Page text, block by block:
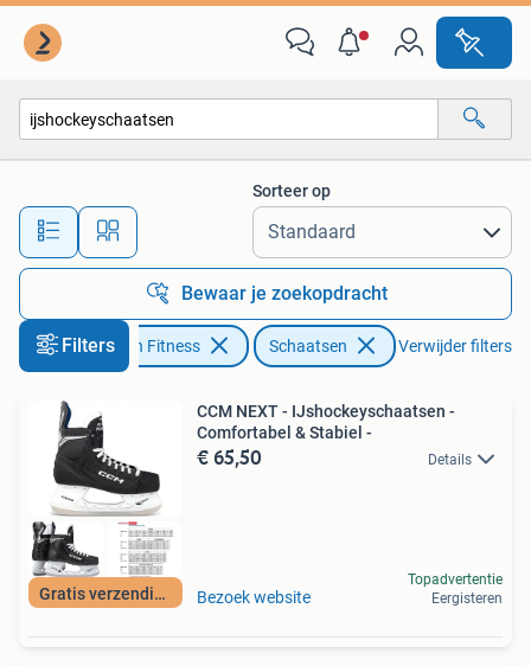
Alle afstanden…
Sorteer op
Bewaar je zoekopdracht
Filters
Sport en Fitness Schaatsen Verwijder filters
Gratis verzending
CCM NEXT - IJshockeyschaatsen -
Comfortabel & Stabiel -
€ 65,50 Details
Bezoek website
Topadvertentie
Eergisteren